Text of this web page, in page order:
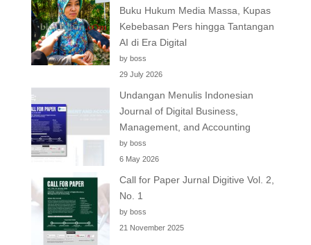
Buku Hukum Media Massa, Kupas
Kebebasan Pers hingga Tantangan
AI di Era Digital
by boss
29 July 2026
Undangan Menulis Indonesian
Journal of Digital Business,
Management, and Accounting
by boss
6 May 2026
Call for Paper Jurnal Digitive Vol. 2,
No. 1
by boss
21 November 2025